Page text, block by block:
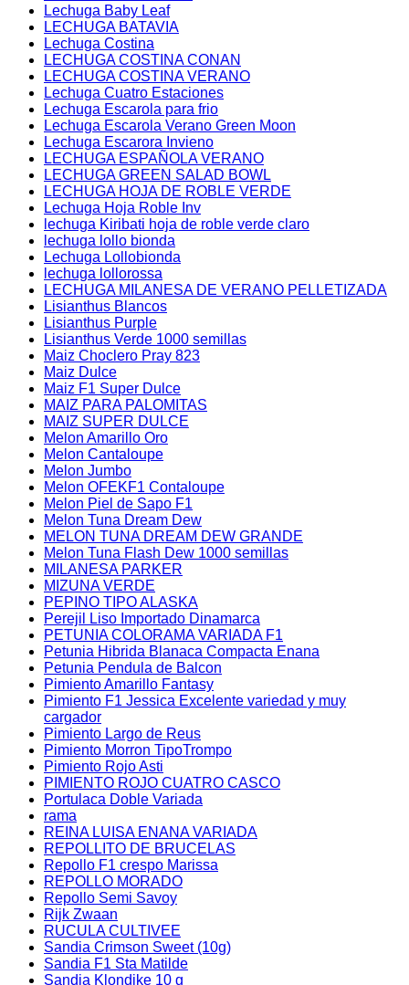
Lechuga Baby Leaf
LECHUGA BATAVIA
Lechuga Costina
LECHUGA COSTINA CONAN
LECHUGA COSTINA VERANO
Lechuga Cuatro Estaciones
Lechuga Escarola para frio
Lechuga Escarola Verano Green Moon
Lechuga Escarora Invieno
LECHUGA ESPAÑOLA VERANO
LECHUGA GREEN SALAD BOWL
LECHUGA HOJA DE ROBLE VERDE
Lechuga Hoja Roble Inv
lechuga Kiribati hoja de roble verde claro
lechuga lollo bionda
Lechuga Lollobionda
lechuga lollorossa
LECHUGA MILANESA DE VERANO PELLETIZADA
Lisianthus Blancos
Lisianthus Purple
Lisianthus Verde 1000 semillas
Maiz Choclero Pray 823
Maiz Dulce
Maiz F1 Super Dulce
MAIZ PARA PALOMITAS
MAIZ SUPER DULCE
Melon Amarillo Oro
Melon Cantaloupe
Melon Jumbo
Melon OFEKF1 Contaloupe
Melon Piel de Sapo F1
Melon Tuna Dream Dew
MELON TUNA DREAM DEW GRANDE
Melon Tuna Flash Dew 1000 semillas
MILANESA PARKER
MIZUNA VERDE
PEPINO TIPO ALASKA
Perejil Liso Importado Dinamarca
PETUNIA COLORAMA VARIADA F1
Petunia Hibrida Blanaca Compacta Enana
Petunia Pendula de Balcon
Pimiento Amarillo Fantasy
Pimiento F1 Jessica Excelente variedad y muy
cargador
Pimiento Largo de Reus
Pimiento Morron TipoTrompo
Pimiento Rojo Asti
PIMIENTO ROJO CUATRO CASCO
Portulaca Doble Variada
rama
REINA LUISA ENANA VARIADA
REPOLLITO DE BRUCELAS
Repollo F1 crespo Marissa
REPOLLO MORADO
Repollo Semi Savoy
Rijk Zwaan
RUCULA CULTIVEE
Sandia Crimson Sweet (10g)
Sandia F1 Sta Matilde
Sandia Klondike 10 g